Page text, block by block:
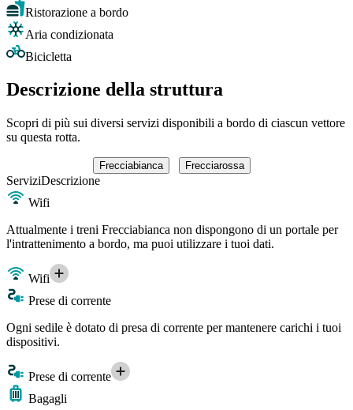
Ristorazione a bordo
Aria condizionata
Bicicletta
Descrizione della struttura
Scopri di più sui diversi servizi disponibili a bordo di ciascun vettore
su questa rotta.
Frecciabianca Frecciarossa
ServiziDescrizione
Wifi
Attualmente i treni Frecciabianca non dispongono di un portale per
l'intrattenimento a bordo, ma puoi utilizzare i tuoi dati.
Wifi
Prese di corrente
Ogni sedile è dotato di presa di corrente per mantenere carichi i tuoi
dispositivi.
Prese di corrente
Bagagli